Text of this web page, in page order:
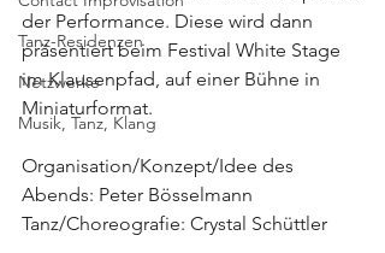
Tanz-Residenzen
Netzwerke
Musik, Tanz, Klang
der Performance. Diese wird dann
präsentiert beim Festival White Stage
im Klausenpfad, auf einer Bühne in
Miniaturformat.
Organisation/Konzept/Idee des
Abends: Peter Bösselmann
Tanz/Choreografie: Crystal Schüttler